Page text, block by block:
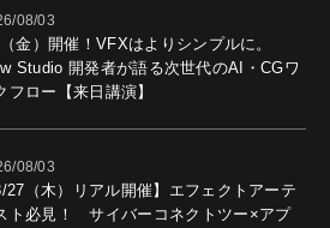
08/03
金）開催！VFXはよりシンプルに。
Studio 開発者が語る次世代のAI・CGワ
フロー【来日講演】
08/03
27（木）リアル開催】エフェクトアーテ
ト必見！ サイバーコネクトツー×アプ